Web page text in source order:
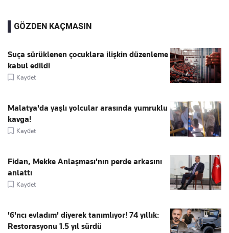
GÖZDEN KAÇMASIN
Suça sürüklenen çocuklara ilişkin düzenleme
kabul edildi
Kaydet
Malatya'da yaşlı yolcular arasında yumruklu
kavga!
Kaydet
Fidan, Mekke Anlaşması'nın perde arkasını
anlattı
Kaydet
'6'ncı evladım' diyerek tanımlıyor! 74 yıllık:
Restorasyonu 1.5 yıl sürdü